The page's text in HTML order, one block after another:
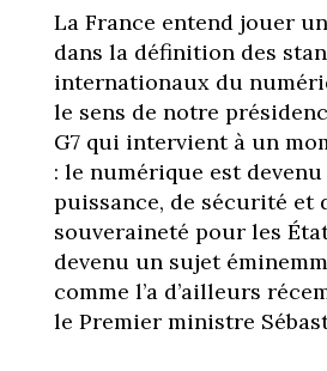
La France entend jouer
dans la définition des
internationaux du
le sens de notre
G7 qui intervient à un
: le numérique est
puissance, de sécurité et
souveraineté pour les
devenu un sujet
comme l’a d’ailleurs
le Premier ministre